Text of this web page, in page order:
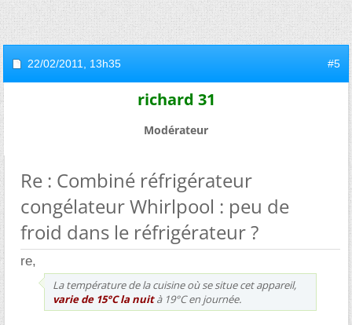
22/02/2011, 13h35 #5
richard 31
Modérateur
Re : Combiné réfrigérateur
congélateur Whirlpool : peu de
froid dans le réfrigérateur ?
re,
La température de la cuisine où se situe cet appareil,
varie de 15°C la nuità 19°C en journée.